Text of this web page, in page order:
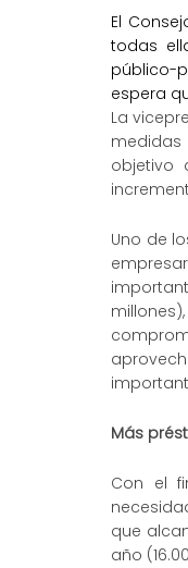
El
todas
público-
espera
La
medidas
objetivo
Uno de
Más
Con el
que
año